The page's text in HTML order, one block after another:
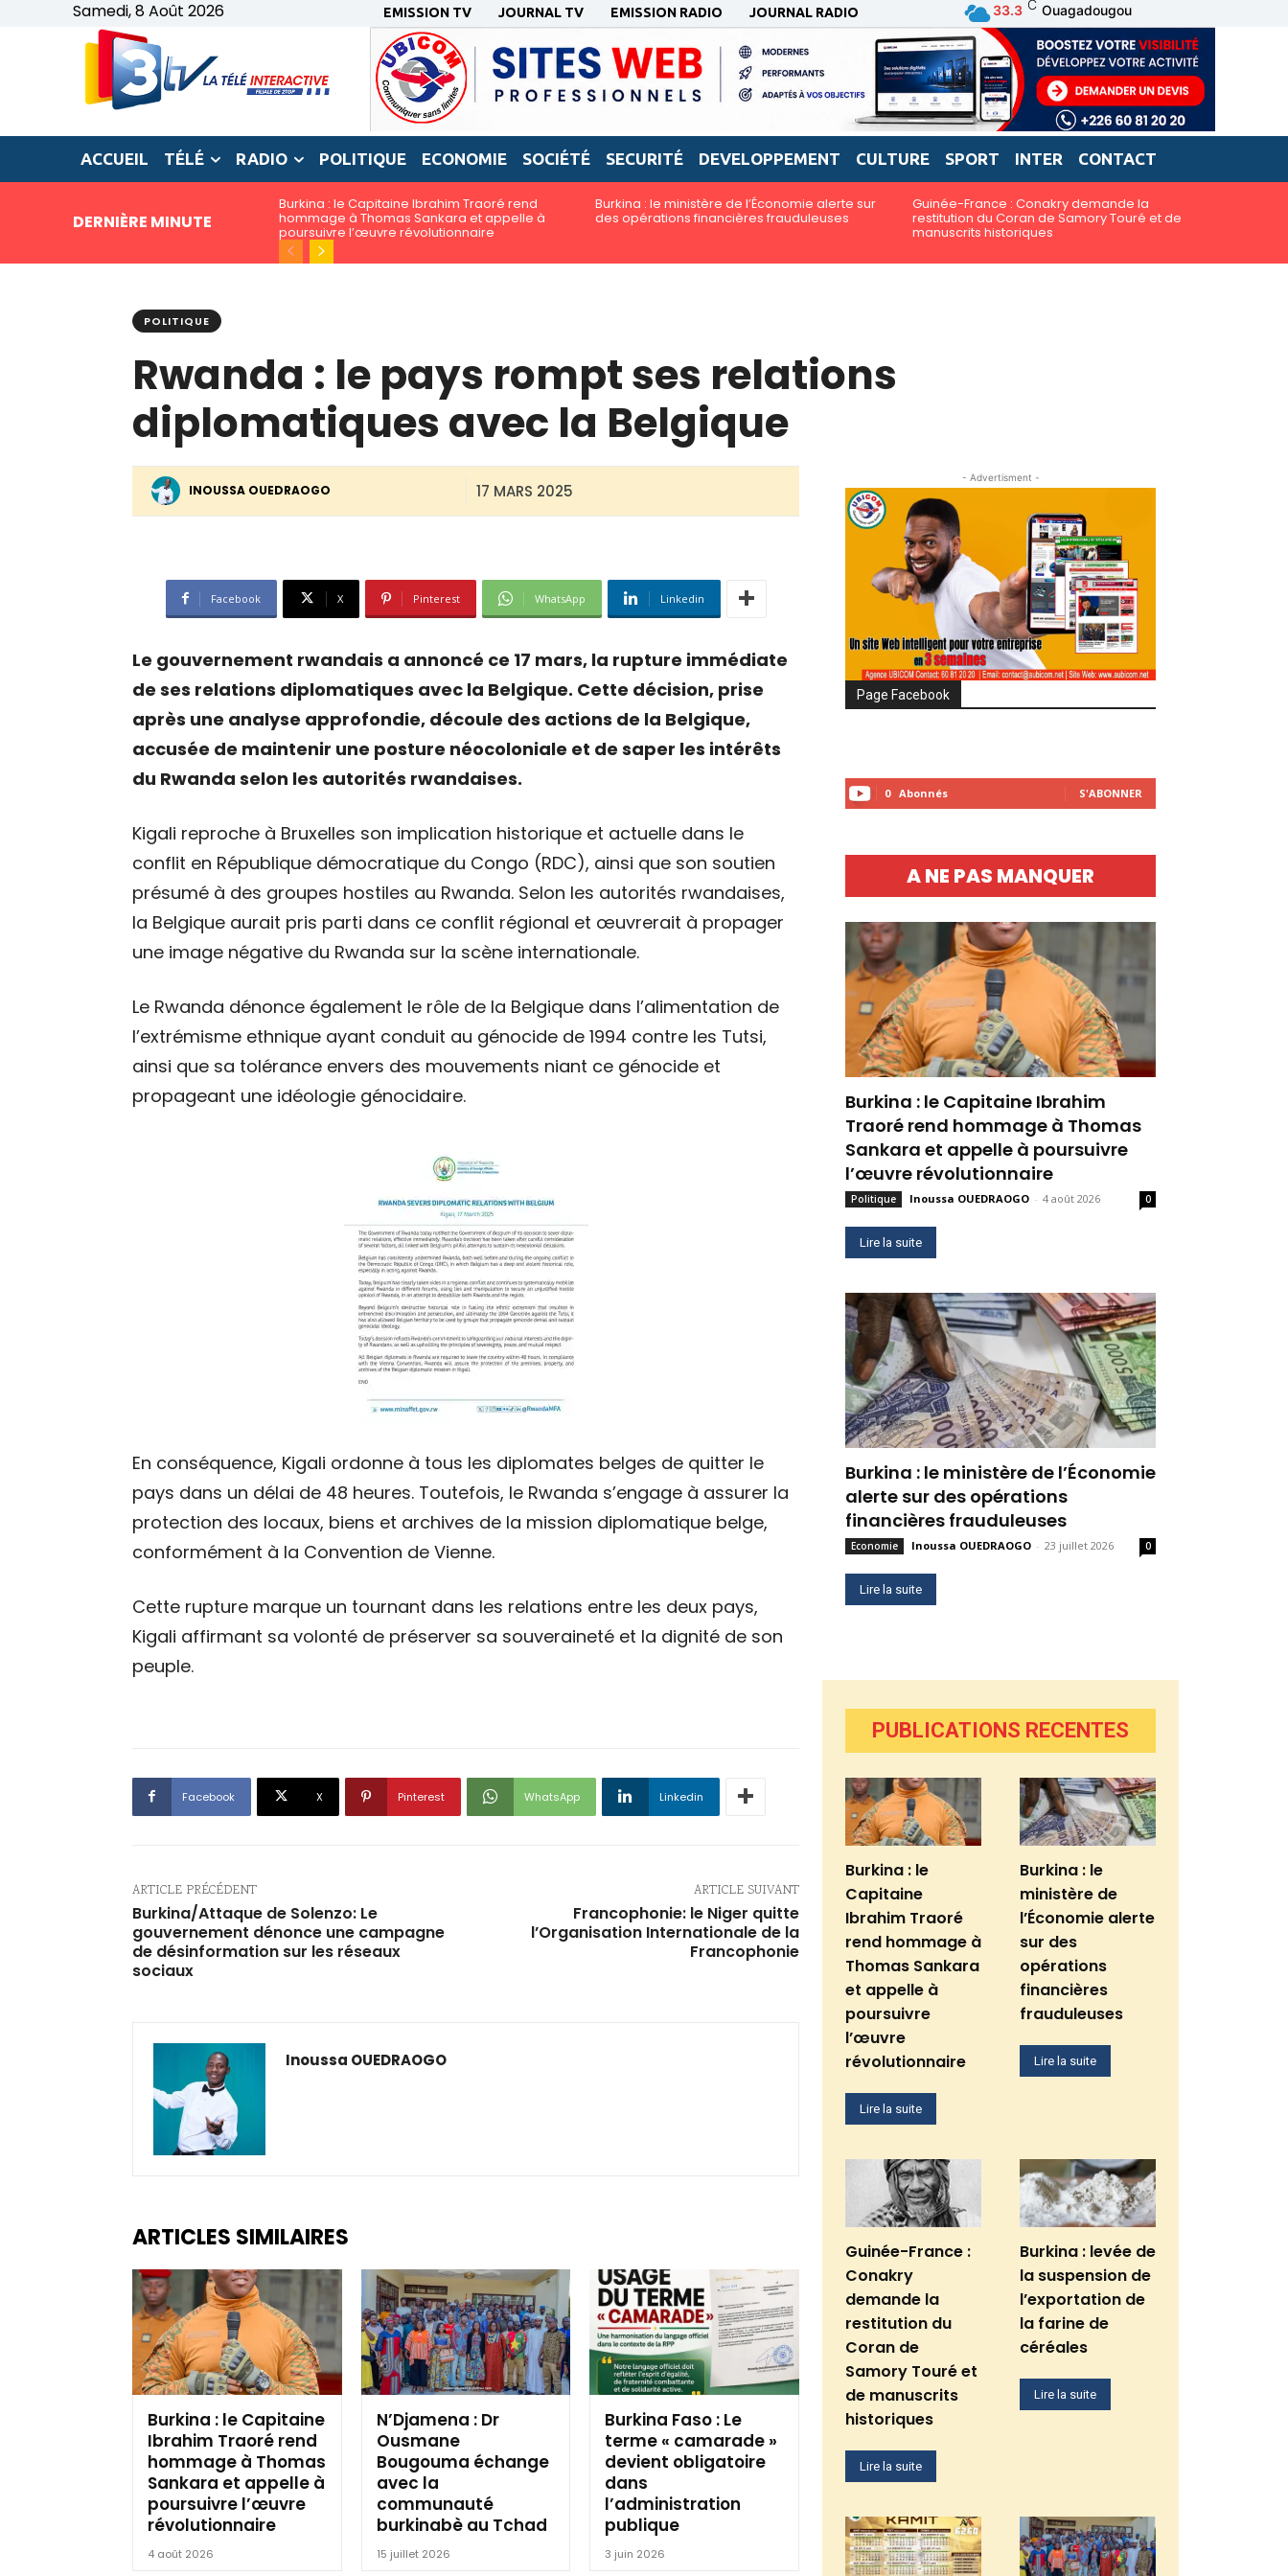
Samedi, 8 Août 2026 EMISSION TV JOURNAL TV EMISSION RADIO JOURNAL RADIO 33.3 C Ouagadougou
ACCUEIL TÉLÉ RADIO POLITIQUE ECONOMIE SOCIÉTÉ SECURITÉ DEVELOPPEMENT CULTURE SPORT INTER CONTACT
DERNIÈRE MINUTE
Burkina : le Capitaine Ibrahim Traoré rend
hommage à Thomas Sankara et appelle à
poursuivre l’œuvre révolutionnaire
Burkina : le ministère de l’Économie alerte sur
des opérations financières frauduleuses
Guinée-France : Conakry demande la
restitution du Coran de Samory Touré et de
manuscrits historiques
POLITIQUE
Rwanda : le pays rompt ses relations
diplomatiques avec la Belgique
INOUSSA OUEDRAOGO 17 MARS 2025
Facebook X Pinterest WhatsApp Linkedin
Le gouvernement rwandais a annoncé ce 17 mars, la rupture immédiate
de ses relations diplomatiques avec la Belgique. Cette décision, prise
après une analyse approfondie, découle des actions de la Belgique,
accusée de maintenir une posture néocoloniale et de saper les intérêts
du Rwanda selon les autorités rwandaises.
Kigali reproche à Bruxelles son implication historique et actuelle dans le
conflit en République démocratique du Congo (RDC), ainsi que son soutien
présumé à des groupes hostiles au Rwanda. Selon les autorités rwandaises,
la Belgique aurait pris parti dans ce conflit régional et œuvrerait à propager
une image négative du Rwanda sur la scène internationale.
Le Rwanda dénonce également le rôle de la Belgique dans l’alimentation de
l’extrémisme ethnique ayant conduit au génocide de 1994 contre les Tutsi,
ainsi que sa tolérance envers des mouvements niant ce génocide et
propageant une idéologie génocidaire.
En conséquence, Kigali ordonne à tous les diplomates belges de quitter le
pays dans un délai de 48 heures. Toutefois, le Rwanda s’engage à assurer la
protection des locaux, biens et archives de la mission diplomatique belge,
conformément à la Convention de Vienne.
Cette rupture marque un tournant dans les relations entre les deux pays,
Kigali affirmant sa volonté de préserver sa souveraineté et la dignité de son
peuple.
Facebook X Pinterest WhatsApp Linkedin
ARTICLE PRÉCÉDENT
Burkina/Attaque de Solenzo: Le
gouvernement dénonce une campagne
de désinformation sur les réseaux
sociaux
ARTICLE SUIVANT
Francophonie: le Niger quitte
l’Organisation Internationale de la
Francophonie
Inoussa OUEDRAOGO
ARTICLES SIMILAIRES
Burkina : le Capitaine
Ibrahim Traoré rend
hommage à Thomas
Sankara et appelle à
poursuivre l’œuvre
révolutionnaire
4 août 2026
N’Djamena : Dr
Ousmane
Bougouma échange
avec la
communauté
burkinabè au Tchad
15 juillet 2026
Burkina Faso : Le
terme « camarade »
devient obligatoire
dans
l’administration
publique
3 juin 2026
- Advertisment -
Page Facebook
0 Abonnés S'ABONNER
A NE PAS MANQUER
Burkina : le Capitaine Ibrahim
Traoré rend hommage à Thomas
Sankara et appelle à poursuivre
l’œuvre révolutionnaire
Politique Inoussa OUEDRAOGO - 4 août 2026 0
Lire la suite
Burkina : le ministère de l’Économie
alerte sur des opérations
financières frauduleuses
Economie Inoussa OUEDRAOGO - 23 juillet 2026 0
Lire la suite
PUBLICATIONS RECENTES
Burkina : le
Capitaine
Ibrahim Traoré
rend hommage à
Thomas Sankara
et appelle à
poursuivre
l’œuvre
révolutionnaire
Lire la suite
Burkina : le
ministère de
l’Économie alerte
sur des
opérations
financières
frauduleuses
Lire la suite
Guinée-France :
Conakry
demande la
restitution du
Coran de
Samory Touré et
de manuscrits
historiques
Lire la suite
Burkina : levée de
la suspension de
l’exportation de
la farine de
céréales
Lire la suite